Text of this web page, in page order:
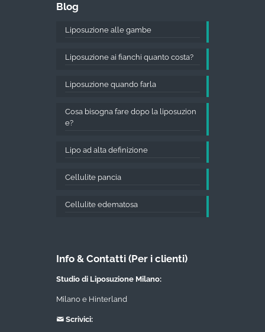
Blog
Liposuzione alle gambe
Liposuzione ai fianchi quanto costa?
Liposuzione quando farla
Cosa bisogna fare dopo la liposuzion
e?
Lipo ad alta definizione
Cellulite pancia
Cellulite edematosa
Info & Contatti (Per i clienti)
Studio di Liposuzione Milano:
Milano e Hinterland
Scrivici: